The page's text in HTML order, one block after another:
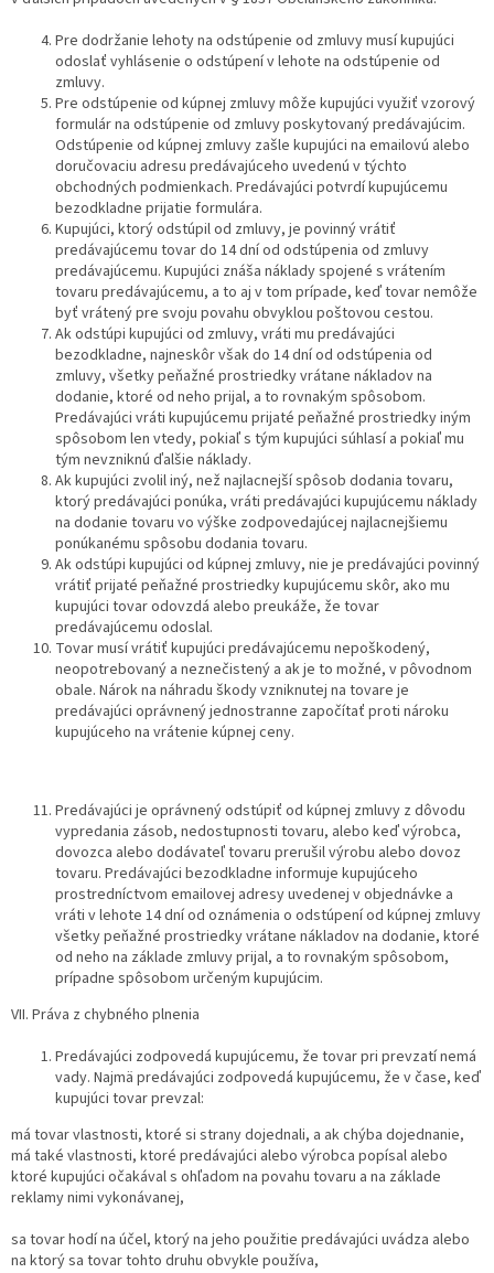
Pre dodržanie lehoty na odstúpenie od zmluvy musí kupujúci
odoslať vyhlásenie o odstúpení v lehote na odstúpenie od
zmluvy.
Pre odstúpenie od kúpnej zmluvy môže kupujúci využiť vzorový
formulár na odstúpenie od zmluvy poskytovaný predávajúcim.
Odstúpenie od kúpnej zmluvy zašle kupujúci na emailovú alebo
doručovaciu adresu predávajúceho uvedenú v týchto
obchodných podmienkach. Predávajúci potvrdí kupujúcemu
bezodkladne prijatie formulára.
Kupujúci, ktorý odstúpil od zmluvy, je povinný vrátiť
predávajúcemu tovar do 14 dní od odstúpenia od zmluvy
predávajúcemu. Kupujúci znáša náklady spojené s vrátením
tovaru predávajúcemu, a to aj v tom prípade, keď tovar nemôže
byť vrátený pre svoju povahu obvyklou poštovou cestou.
Ak odstúpi kupujúci od zmluvy, vráti mu predávajúci
bezodkladne, najneskôr však do 14 dní od odstúpenia od
zmluvy, všetky peňažné prostriedky vrátane nákladov na
dodanie, ktoré od neho prijal, a to rovnakým spôsobom.
Predávajúci vráti kupujúcemu prijaté peňažné prostriedky iným
spôsobom len vtedy, pokiaľ s tým kupujúci súhlasí a pokiaľ mu
tým nevzniknú ďalšie náklady.
Ak kupujúci zvolil iný, než najlacnejší spôsob dodania tovaru,
ktorý predávajúci ponúka, vráti predávajúci kupujúcemu náklady
na dodanie tovaru vo výške zodpovedajúcej najlacnejšiemu
ponúkanému spôsobu dodania tovaru.
Ak odstúpi kupujúci od kúpnej zmluvy, nie je predávajúci povinný
vrátiť prijaté peňažné prostriedky kupujúcemu skôr, ako mu
kupujúci tovar odovzdá alebo preukáže, že tovar
predávajúcemu odoslal.
Tovar musí vrátiť kupujúci predávajúcemu nepoškodený,
neopotrebovaný a neznečistený a ak je to možné, v pôvodnom
obale. Nárok na náhradu škody vzniknutej na tovare je
predávajúci oprávnený jednostranne započítať proti nároku
kupujúceho na vrátenie kúpnej ceny.
Predávajúci je oprávnený odstúpiť od kúpnej zmluvy z dôvodu
vypredania zásob, nedostupnosti tovaru, alebo keď výrobca,
dovozca alebo dodávateľ tovaru prerušil výrobu alebo dovoz
tovaru. Predávajúci bezodkladne informuje kupujúceho
prostredníctvom emailovej adresy uvedenej v objednávke a
vráti v lehote 14 dní od oznámenia o odstúpení od kúpnej zmluvy
všetky peňažné prostriedky vrátane nákladov na dodanie, ktoré
od neho na základe zmluvy prijal, a to rovnakým spôsobom,
prípadne spôsobom určeným kupujúcim.
VII. Práva z chybného plnenia
Predávajúci zodpovedá kupujúcemu, že tovar pri prevzatí nemá
vady. Najmä predávajúci zodpovedá kupujúcemu, že v čase, keď
kupujúci tovar prevzal:
má tovar vlastnosti, ktoré si strany dojednali, a ak chýba dojednanie,
má také vlastnosti, ktoré predávajúci alebo výrobca popísal alebo
ktoré kupujúci očakával s ohľadom na povahu tovaru a na základe
reklamy nimi vykonávanej,
sa tovar hodí na účel, ktorý na jeho použitie predávajúci uvádza alebo
na ktorý sa tovar tohto druhu obvykle používa,